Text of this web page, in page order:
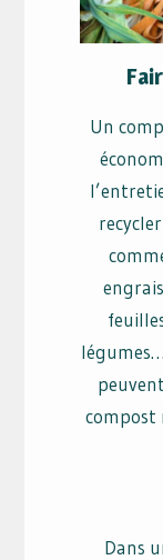
Un
compost
Dans